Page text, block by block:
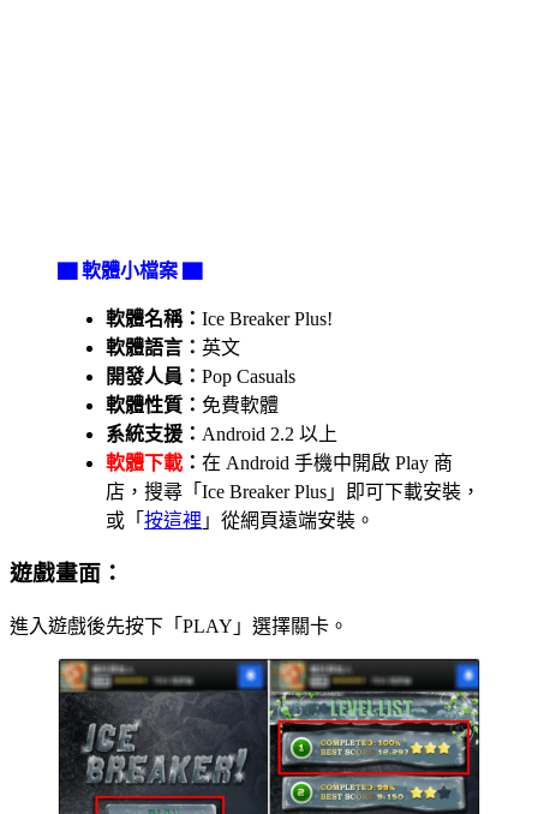
▇ 軟體小檔案 ▇
軟體名稱： Ice Breaker Plus!
軟體語言： 英文
開發人員： Pop Casuals
軟體性質： 免費軟體
系統支援： Android 2.2 以上
軟體下載 ： 在 Android 手機中開啟 Play 商
店，搜尋「Ice Breaker Plus」即可下載安裝，
或「 按這裡 」從網頁遠端安裝。
遊戲畫面：
進入遊戲後先按下「PLAY」選擇關卡。